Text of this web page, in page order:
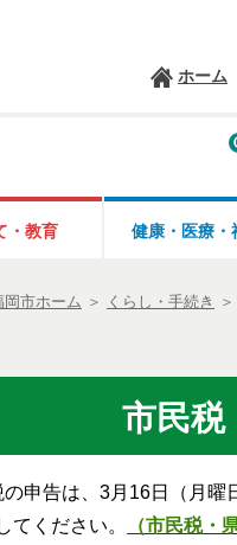
ホーム
・教育 健康・医療・
岡市ホーム ＞ くらし・手続き ＞
市民税
申告は、3月16日（月
てください。
（市民税・